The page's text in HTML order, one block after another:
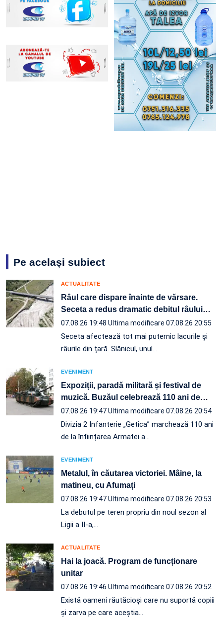
Pe același subiect
ACTUALITATE
Râul care dispare înainte de vărsare.
Seceta a redus dramatic debitul râului…
07.08.26 19:48 Ultima modificare 07.08.26 20:55
Seceta afectează tot mai puternic lacurile și
râurile din țară. Slănicul, unul…
EVENIMENT
Expoziții, paradă militară și festival de
muzică. Buzăul celebrează 110 ani de…
07.08.26 19:47Ultima modificare 07.08.26 20:54
Divizia 2 Infanterie „Getica” marchează 110 ani
de la înființarea Armatei a…
EVENIMENT
Metalul, în căutarea victoriei. Mâine, la
matineu, cu Afumați
07.08.26 19:47Ultima modificare 07.08.26 20:53
La debutul pe teren propriu din noul sezon al
Ligii a II-a,…
ACTUALITATE
Hai la joacă. Program de funcționare
unitar
07.08.26 19:46 Ultima modificare 07.08.26 20:52
Există oameni răutăcioși care nu suportă copiii
și zarva pe care aceștia…